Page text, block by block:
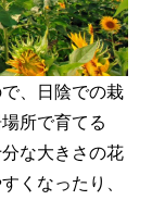
、日陰での栽
所で育てる
な大きさの花
くなったり、